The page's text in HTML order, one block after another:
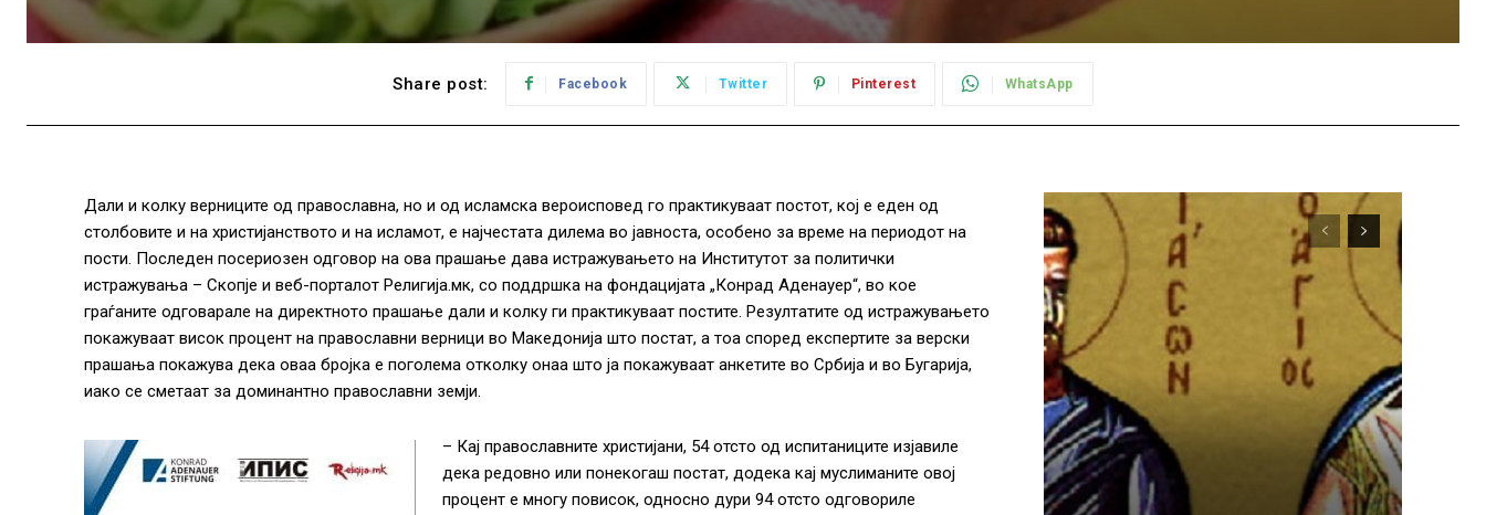
Share post: Facebook Twitter Pinterest WhatsApp
Дали и колку верниците од православна, но и од исламска вероисповед го практикуваат постот, кој е еден од
столбовите и на христијанството и на исламот, е најчестата дилема во јавноста, особено за време на периодот на
пости. Последен посериозен одговор на ова прашање дава истражувањето на Институтот за политички
истражувања – Скопје и веб-порталот Религија.мк, со поддршка на фондацијата „Конрад Аденауер“, во кое
граѓаните одговарале на директното прашање дали и колку ги практикуваат постите. Резултатите од истражувањето
покажуваат висок процент на православни верници во Македонија што постат, а тоа според експертите за верски
прашања покажува дека оваа бројка е поголема отколку онаа што ја покажуваат анкетите во Србија и во Бугарија,
иако се сметаат за доминантно православни земји.
– Кај православните христијани, 54 отсто од испитаниците изјавиле
дека редовно или понекогаш постат, додека кај муслиманите овој
процент е многу повисок, односно дури 94 отсто одговориле